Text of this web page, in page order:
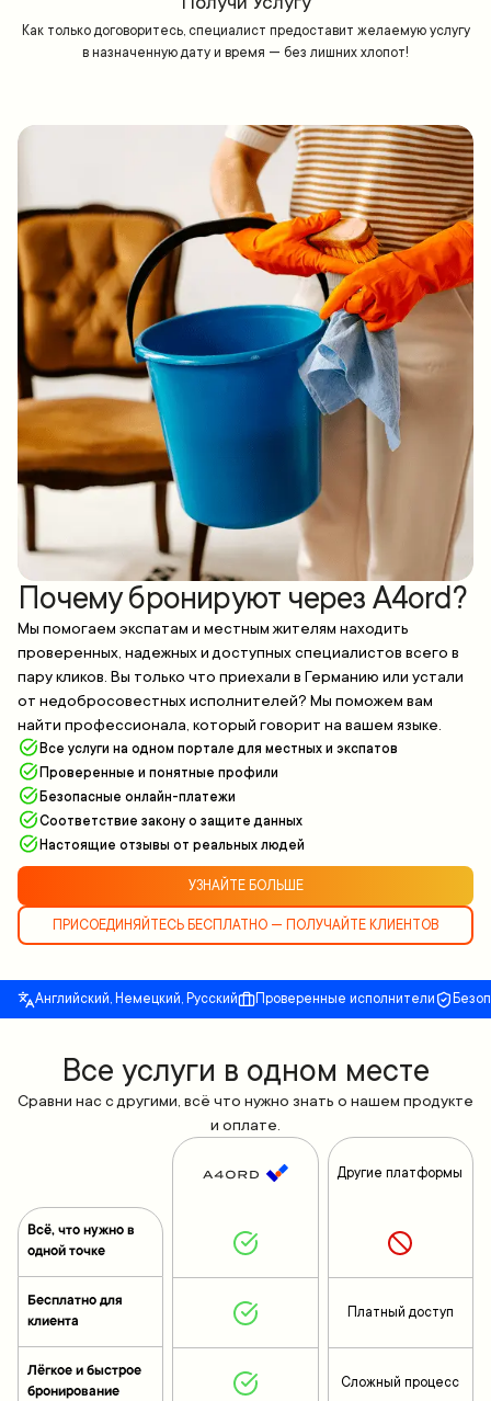
Как только договоритесь, специалист предоставит желаемую услугу
в назначенную дату и время — без лишних хлопот!
Почему бронируют через A4ord?
Мы помогаем экспатам и местным жителям находить
проверенных, надежных и доступных специалистов всего в
пару кликов. Вы только что приехали в Германию или устали
от недобросовестных исполнителей? Мы поможем вам
найти профессионала, который говорит на вашем языке.
Все услуги на одном портале для местных и экспатов
Проверенные и понятные профили
Безопасные онлайн-платежи
Соответствие закону о защите данных
Настоящие отзывы от реальных людей
УЗНАЙТЕ БОЛЬШЕ
ПРИСОЕДИНЯЙТЕСЬ БЕСПЛАТНО — ПОЛУЧАЙТЕ КЛИЕНТОВ
Английский, Немецкий, Русский Проверенные исполнители
Все yслуги в одном месте
Сравни нас с другими, всё что нужно знать о нашем продукте
и оплате.
Всё, что нужно в
одной точке
Бесплатно для
клиента
Лёгкое и быстрое
бронирование
Другие платформы
Платный доступ
Сложный процесс